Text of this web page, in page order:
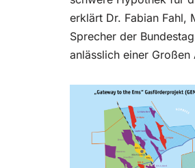
erklärt Dr. Fabian Fahl,
Sprecher der
anlässlich einer